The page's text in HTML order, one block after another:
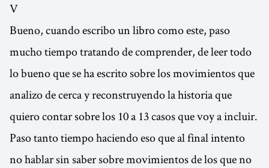
V
Bueno, cuando escribo un libro como este, paso
mucho tiempo tratando de comprender, de leer todo
lo bueno que se ha escrito sobre los movimientos que
analizo de cerca y reconstruyendo la historia que
quiero contar sobre los 10 a 13 casos que voy a incluir.
Paso tanto tiempo haciendo eso que al final intento
no hablar sin saber sobre movimientos de los que no